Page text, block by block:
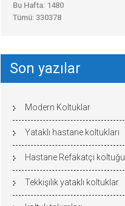
Bu Hafta: 1480
Tümü: 330378
Son yazılar
Modern Koltuklar
Yataklı hastane koltukları
Hastane Refakatçi koltuğu
Tekkişilik yataklı koltuklar